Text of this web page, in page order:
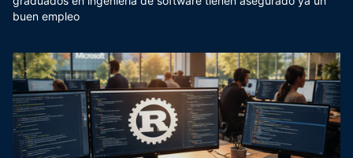
buen empleo